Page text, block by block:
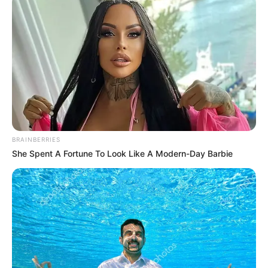
COMPARTIR
ALERTA BOGOTÁ EN GOOGLE NEWS
TEMAS RELACIONADOS
BOLÍVAR SENADOR ESTADOS UNIDOS
Tenemos todas las noticias que le
interesan. Para estar bien informado, por
favor, active las notificaciones de Alerta.
ACTIVAR AHORA
BRAINBERRIES
She Spent A Fortune To Look Like A Modern-Day Barbie